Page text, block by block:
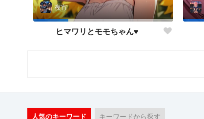
夜宵
ヒマワリとモモちゃん♥
人気のキーワード キーワードから探す